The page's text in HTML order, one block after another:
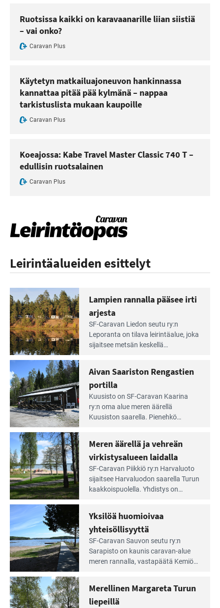
Ruotsissa kaikki on karavaanarille liian siistiä
– vai onko?
Caravan Plus
Käytetyn matkailuajoneuvon hankinnassa
kannattaa pitää pää kylmänä – nappaa
tarkistuslista mukaan kaupoille
Caravan Plus
Koeajossa: Kabe Travel Master Classic 740 T –
edullisin ruotsalainen
Caravan Plus
Leirintäalueiden esittelyt
Lue
Leirintäoppaan
artikkeli:
Lampien
rannalla
pääsee
irti
arjesta
Lampien rannalla pääsee irti
arjesta
SF-Caravan Liedon seutu ry:n
Leporanta on tilava leirintäalue, joka
sijaitsee metsän kes­kellä
tarjoaa ympäris­töineen kauniit
maisemat ja loistavat virkistäytymis­
mahdollisuudet.
Lue
Leirintäoppaan
artikkeli:
Aivan
Saariston
Rengastien
portilla
Aivan Saariston Rengastien
portilla
Kuusisto on SF-Caravan Kaarina
ry:n oma alue meren äärellä
Kuusiston saarella. Pie­nehkö
Lue
Leirintäoppaan
artikkeli:
Meren
äärellä
ja
vehreän
virkistysalueen
laidalla
Meren äärellä ja vehreän
virkistysalueen laidalla
SF-Caravan Piikkiö ry:n Harvaluoto
sijait­see Harvaluodon saarella Turun
kaakkois­puolella. Yhdistys on
virkistysalueesta.
Lue
Leirintäoppaan
artikkeli:
Yksilöä
huomioivaa
yhteisöllisyyttä
Yksilöä huomioivaa
yhteisöllisyyttä
SF-Caravan Sauvon seutu ry:n
Sarapisto on kaunis caravan-alue
meren rannalla, vasta­päätä Kemiön
kymmenen paikkaa ilman sähköä.
Merellinen Margareta Turun
liepeillä